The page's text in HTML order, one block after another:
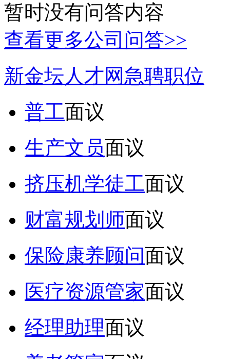
暂时没有问答内容
查看更多公司问答>>
新金坛人才网急聘职位
普工面议
生产文员面议
挤压机学徒工面议
财富规划师面议
保险康养顾问面议
医疗资源管家面议
经理助理面议